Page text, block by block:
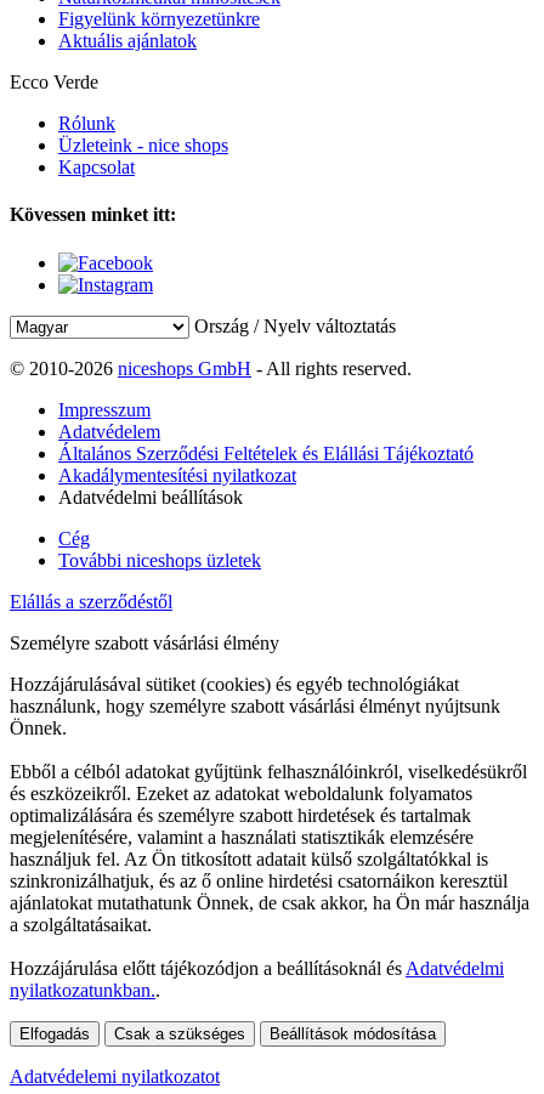
Figyelünk környezetünkre
Aktuális ajánlatok
Ecco Verde
Rólunk
Üzleteink - nice shops
Kapcsolat
Kövessen minket itt:
Ország / Nyelv változtatás
© 2010-2026 niceshops GmbH - All rights reserved.
Impresszum
Adatvédelem
Általános Szerződési Feltételek és Elállási Tájékoztató
Akadálymentesítési nyilatkozat
Adatvédelmi beállítások
Cég
További niceshops üzletek
Elállás a szerződéstől
Személyre szabott vásárlási élmény
Hozzájárulásával sütiket (cookies) és egyéb technológiákat
használunk, hogy személyre szabott vásárlási élményt nyújtsunk
Önnek.
Ebből a célból adatokat gyűjtünk felhasználóinkról, viselkedésükről
és eszközeikről. Ezeket az adatokat weboldalunk folyamatos
optimalizálására és személyre szabott hirdetések és tartalmak
megjelenítésére, valamint a használati statisztikák elemzésére
használjuk fel. Az Ön titkosított adatait külső szolgáltatókkal is
szinkronizálhatjuk, és az ő online hirdetési csatornáikon keresztül
ajánlatokat mutathatunk Önnek, de csak akkor, ha Ön már használja
a szolgáltatásaikat.
Hozzájárulása előtt tájékozódjon a beállításoknál és Adatvédelmi
nyilatkozatunkban..
Elfogadás Csak a szükséges Beállítások módosítása
Adatvédelemi nyilatkozatot